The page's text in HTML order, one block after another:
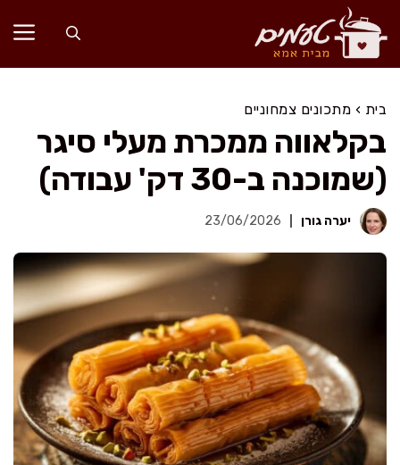
לדלג
לתוכן
בית › מתכונים צמחוניים
בקלאווה ממכרת מעלי סיגר
(שמוכנה ב-30 דק' עבודה)
יערה גורן 23/06/2026